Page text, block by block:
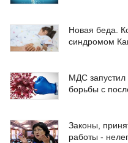
Новая беда.
синдромом
МДС запустил
борьбы с
Законы,
работы -